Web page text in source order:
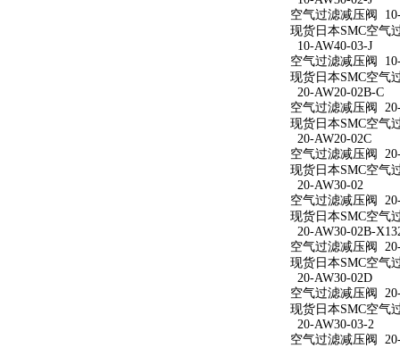
空气过滤减压阀
现货日本SMC空气
10-AW40-03-J
空气过滤减压阀
现货日本SMC空气
20-AW20-02B-C
空气过滤减压阀
现货日本SMC空气
20-AW20-02C
空气过滤减压阀
现货日本SMC空气
20-AW30-02
空气过滤减压阀
现货日本SMC空气
20-AW30-02B-
空气过滤减压阀
现货日本SMC空气
20-AW30-02D
空气过滤减压阀
现货日本SMC空气
20-AW30-03-2
空气过滤减压阀